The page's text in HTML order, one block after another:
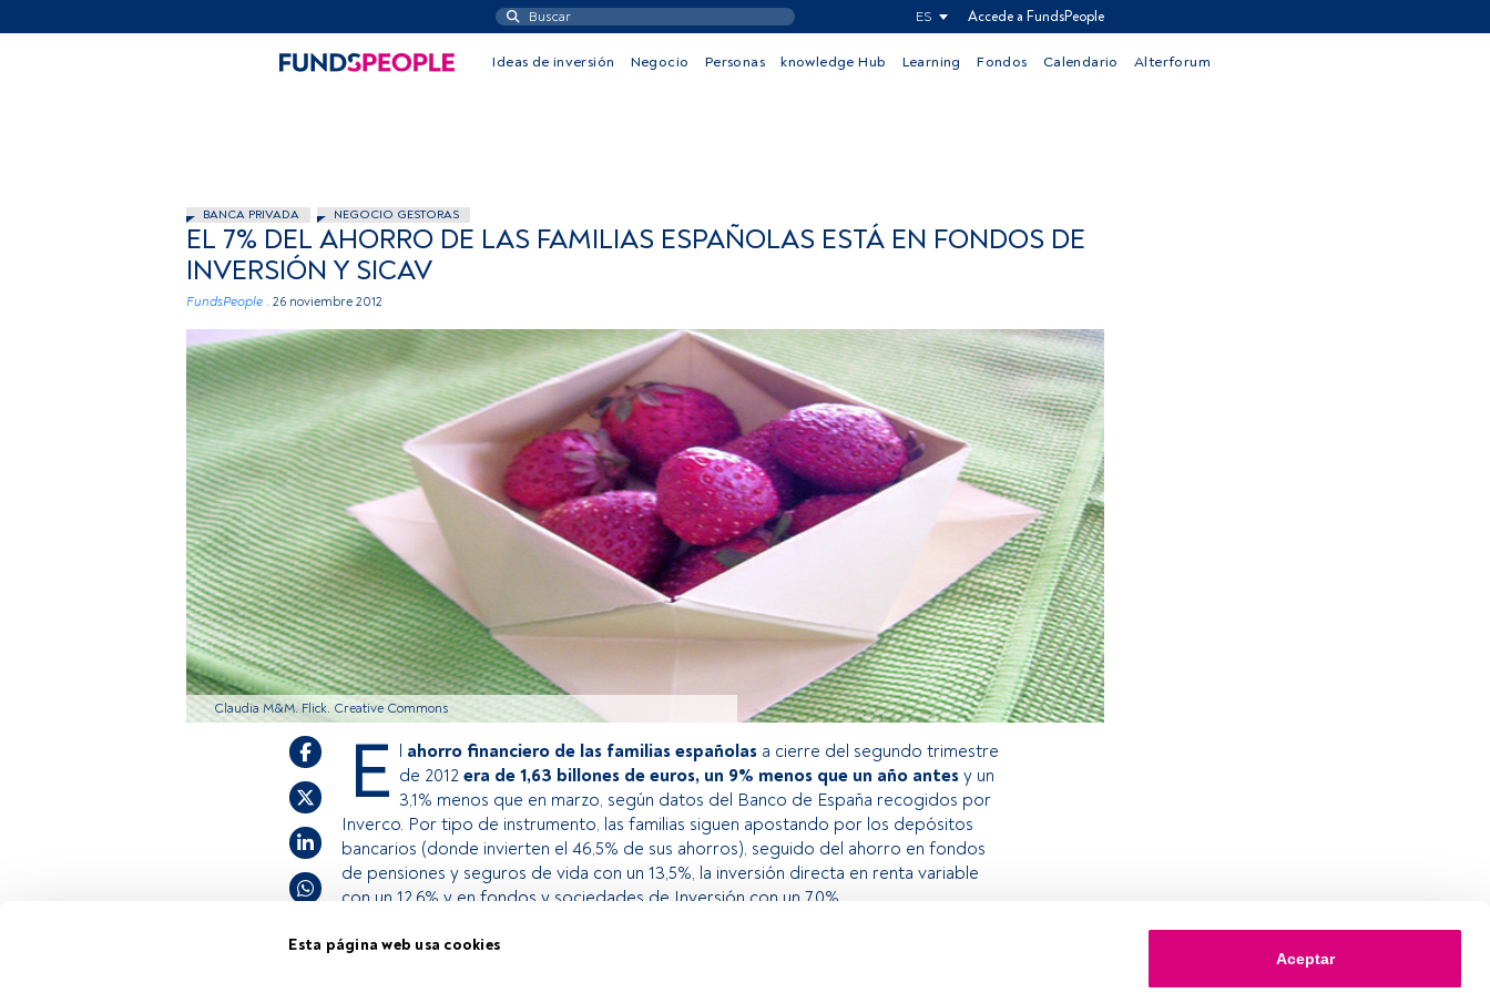
Esta página web usa cookies
Aceptar
ES Accede a FundsPeople
Ideas de inversión Negocio Personas knowledge Hub Learning Fondos Calendario Alterforum
BANCA PRIVADA NEGOCIO GESTORAS
EL 7% DEL AHORRO DE LAS FAMILIAS ESPAÑOLAS ESTÁ EN FONDOS DE
INVERSIÓN Y SICAV
FundsPeople . 26 noviembre 2012
Claudia M&M. Flick. Creative Commons
E l ahorro financiero de las familias españolas a cierre del segundo trimestre
de 2012 era de 1,63 billones de euros, un 9% menos que un año antes y un
3,1% menos que en marzo, según datos del Banco de España recogidos por
Inverco. Por tipo de instrumento, las familias siguen apostando por los depósitos
bancarios (donde invierten el 46,5% de sus ahorros), seguido del ahorro en fondos
de pensiones y seguros de vida con un 13,5%, la inversión directa en renta variable
con un 12,6% y en fondos y sociedades de Inversión con un 7,0%.